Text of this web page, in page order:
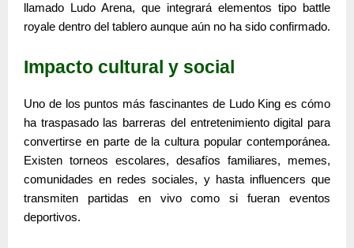
llamado Ludo Arena, que integrará elementos tipo battle
royale dentro del tablero aunque aún no ha sido confirmado.
Impacto cultural y social
Uno de los puntos más fascinantes de Ludo King es cómo
ha traspasado las barreras del entretenimiento digital para
convertirse en parte de la cultura popular contemporánea.
Existen torneos escolares, desafíos familiares, memes,
comunidades en redes sociales, y hasta influencers que
transmiten partidas en vivo como si fueran eventos
deportivos.